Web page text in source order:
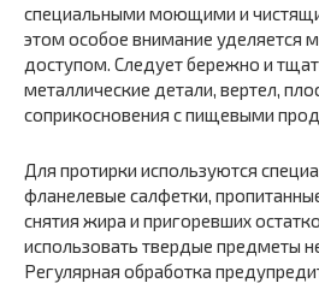
специальными моющими и
этом особое внимание уделяется
доступом. Следует бережно и
металлические детали, вертел,
соприкосновения с пищевыми
Для протирки используются
фланелевые салфетки,
снятия жира и пригоревших
использовать твердые предметы
Регулярная обработка